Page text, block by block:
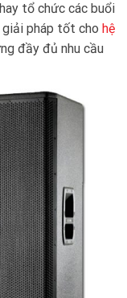
tổ chức các buổi
pháp tốt cho hệ
đầy đủ nhu cầu